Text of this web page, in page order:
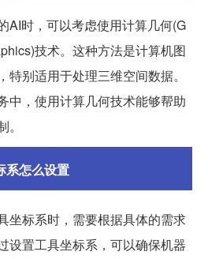
AI时，可以考虑使用计算几何(G
技术。这种方法是计算机图
别适用于处理三维空间数据。
中，使用计算几何技术能够帮助
系怎么设置
坐标系时，需要根据具体的需求
设置工具坐标系，可以确保机器